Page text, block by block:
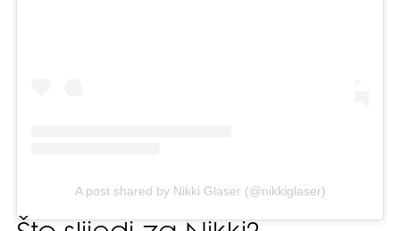
A post shared by Nikki Glaser (@nikkiglaser)